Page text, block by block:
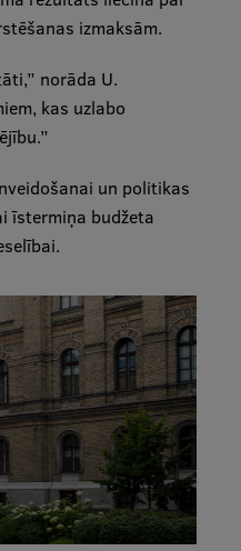
izmaksām.
norāda U.
kas uzlabo
un politikas
īstermiņa budžeta